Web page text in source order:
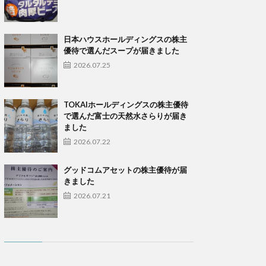
日本ハウスホールディングスの株主
優待で選んだスープが届きました
2026.07.25
TOKAIホールディングスの株主優待
で選んだ富士の天然水さらりが届き
ました
2026.07.22
グッドコムアセットの株主優待が届
きました
2026.07.21